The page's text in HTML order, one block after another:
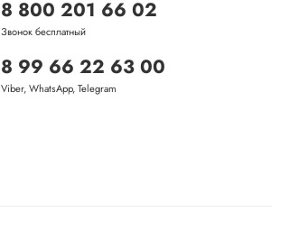
8 800 201 66 02
Звонок бесплатный
8 99 66 22 63 00
Viber, WhatsApp, Telegram